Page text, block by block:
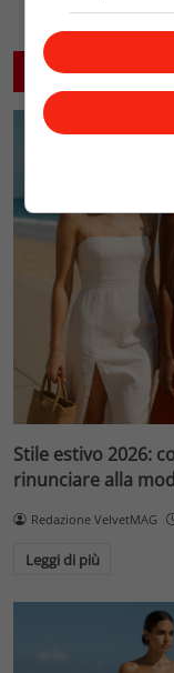
ARTICOLI
Stile estivo 2026:
rinunciare alla
Redazione VelvetMAG
Leggi di più